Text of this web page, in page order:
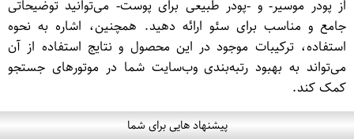
از پودر موسیر- و -پودر طبیعی برای پوست- می‌توانید توضیحاتی
جامع و مناسب برای سئو ارائه دهید. همچنین، اشاره به نحوه
استفاده، ترکیبات موجود در این محصول و نتایج استفاده از آن
می‌تواند به بهبود رتبه‌بندی وب‌سایت شما در موتورهای جستجو
کمک کند.
پیشنهاد هایی برای شما